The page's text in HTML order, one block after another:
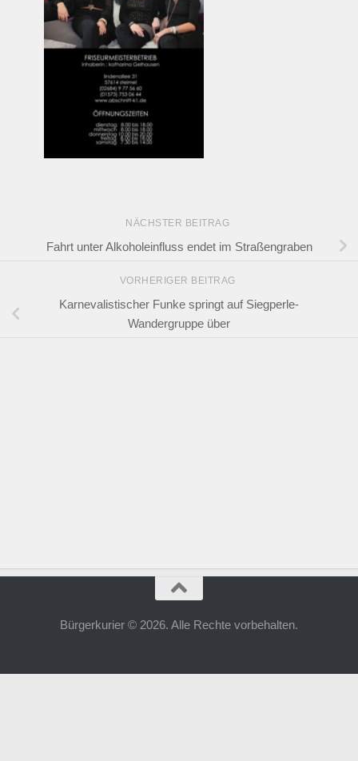
NÄCHSTER BEITRAG
Fahrt unter Alkoholeinfluss endet im Straßengraben
VORHERIGER BEITRAG
Karnevalistischer Funke springt auf Siegperle-
Wandergruppe über
Bürgerkurier © 2026. Alle Rechte vorbehalten.